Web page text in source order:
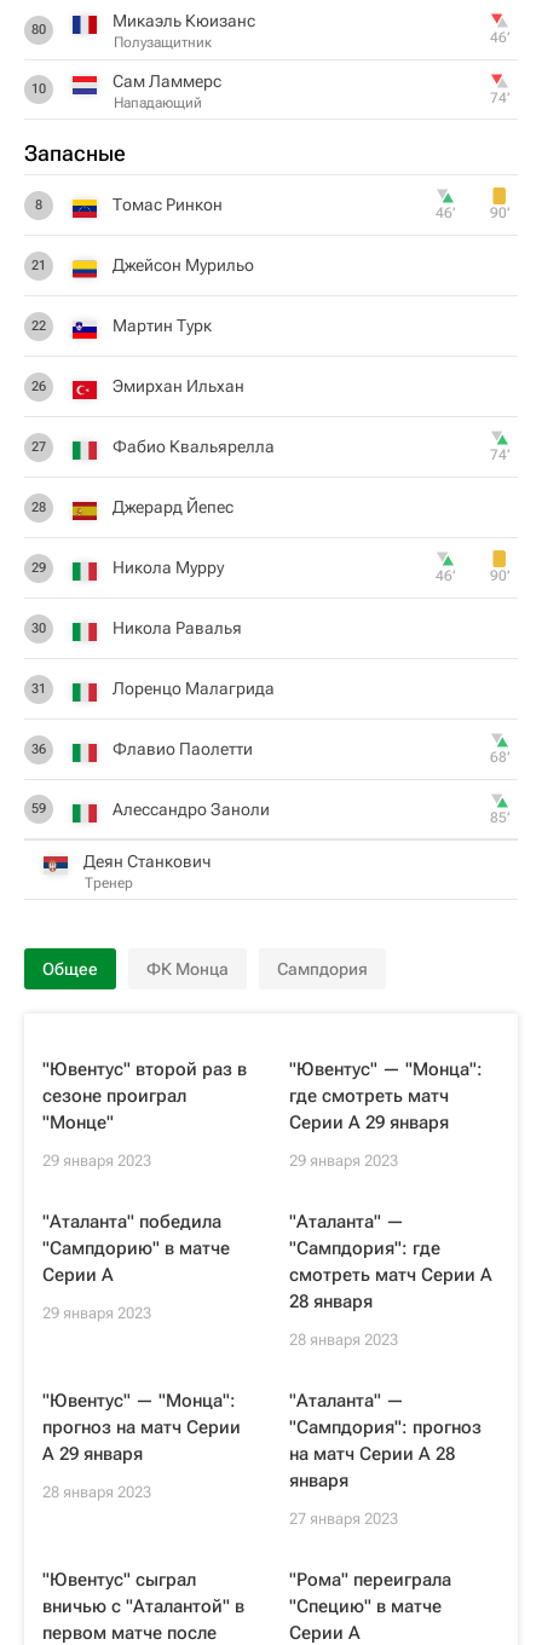
80 Микаэль Кюизанс
Полузащитник 46‎’‎
10 Сам Ламмерс
Нападающий 74‎’‎
Запасные
8 Томас Ринкон 46‎’‎ 90‎’‎
21 Джейсон Мурильо
22 Мартин Турк
26 Эмирхан Ильхан
27 Фабио Квальярелла 74‎’‎
28 Джерард Йепес
29 Никола Мурру 46‎’‎ 90‎’‎
30 Никола Равалья
31 Лоренцо Малагрида
36 Флавио Паолетти 68‎’‎
59 Алессандро Заноли 85‎’‎
Деян Станкович
Тренер
Общее ФК Монца Сампдория
"Ювентус" второй раз в
сезоне проиграл
"Монце"
29 января 2023
"Ювентус" — "Монца":
где смотреть матч
Серии А 29 января
29 января 2023
"Аталанта" победила
"Сампдорию" в матче
Серии А
29 января 2023
"Аталанта" —
"Сампдория": где
смотреть матч Серии А
28 января
28 января 2023
"Ювентус" — "Монца":
прогноз на матч Серии
А 29 января
28 января 2023
"Аталанта" —
"Сампдория": прогноз
на матч Серии А 28
января
27 января 2023
"Ювентус" сыграл
вничью с "Аталантой" в
первом матче после
"Рома" переиграла
"Специю" в матче
Серии А